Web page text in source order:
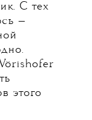
С тех
—
этого